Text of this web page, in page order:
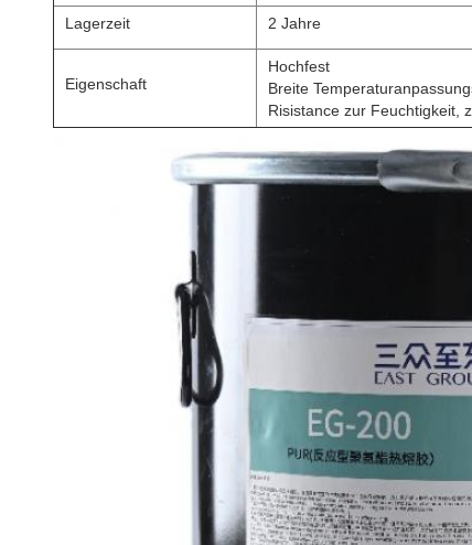
Lagerzeit 2 Jahre
Eigenschaft
Hochfest
Breite
Risistance zur Feuchtigkeit,